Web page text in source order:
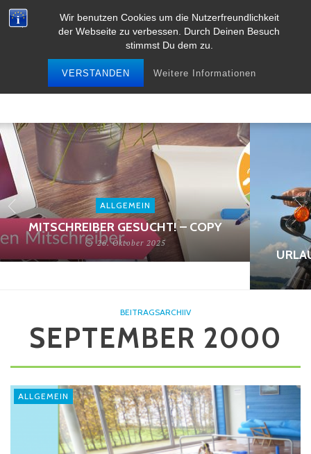
Wir benutzen Cookies um die Nutzerfreundlichkeit
der Webseite zu verbessen. Durch Deinen Besuch
stimmst Du dem zu.
VERSTANDEN Weitere Informationen
ALLGEMEIN
MITSCHREIBER GESUCHT! – COPY
26. Oktober 2025
BEITRAGSARCHIIV
SEPTEMBER 2000
ALLGEMEIN